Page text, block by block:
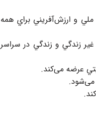
و ارزش‌آفريني براي همه
زندگي و زندگي در سراسر
عرضه می‌کند.
می‌شود.